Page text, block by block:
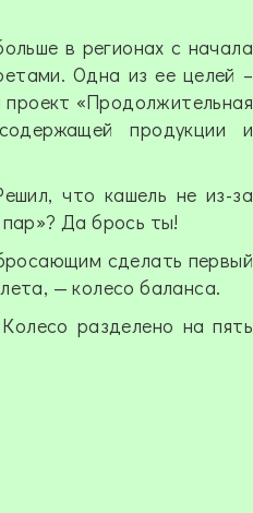
в регионах с начала
Одна из ее целей –
проект «Продолжительная
продукции и
что кашель не из-за
Да брось ты!
сделать первый
— колесо баланса.
разделено на пять